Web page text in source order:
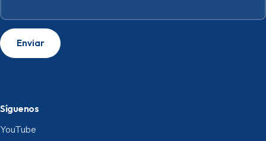
Enviar
Síguenos
YouTube